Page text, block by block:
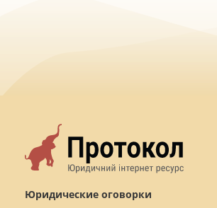
Юридические оговорки